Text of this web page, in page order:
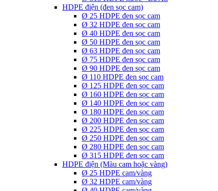
HDPE điện (đen sọc cam)
Ø 25 HDPE đen sọc cam
Ø 32 HDPE đen sọc cam
Ø 40 HDPE đen sọc cam
Ø 50 HDPE đen sọc cam
Ø 63 HDPE đen sọc cam
Ø 75 HDPE đen sọc cam
Ø 90 HDPE đen sọc cam
Ø 110 HDPE đen sọc cam
Ø 125 HDPE đen sọc cam
Ø 160 HDPE đen sọc cam
Ø 140 HDPE đen sọc cam
Ø 180 HDPE đen sọc cam
Ø 200 HDPE đen sọc cam
Ø 225 HDPE đen sọc cam
Ø 250 HDPE đen sọc cam
Ø 280 HDPE đen sọc cam
Ø 315 HDPE đen sọc cam
HDPE điện (Màu cam hoặc vàng)
Ø 25 HDPE cam/vàng
Ø 32 HDPE cam/vàng